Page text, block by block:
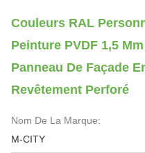
Couleurs RAL
Peinture PVDF 1,5
Panneau De Façade
Revêtement Perforé
Nom De La Marque:
M-CITY